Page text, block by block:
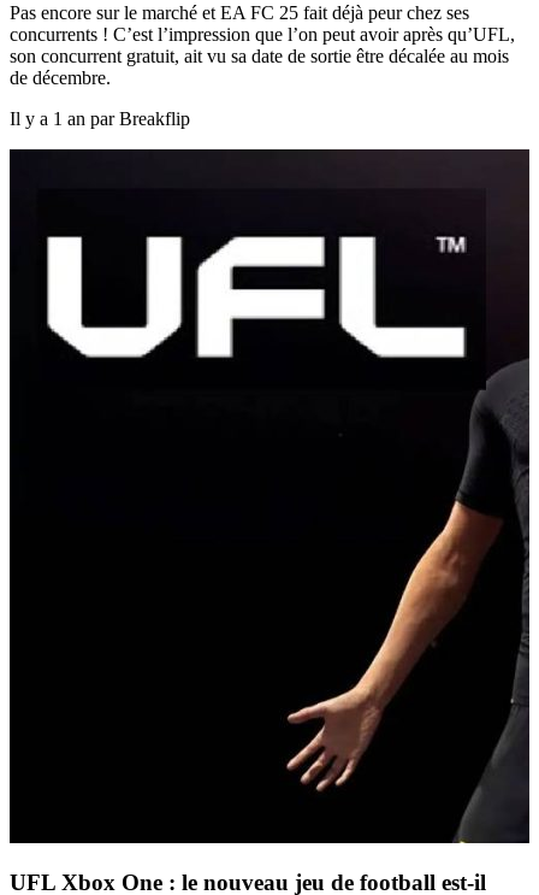
Pas encore sur le marché et EA FC 25 fait déjà peur chez ses
concurrents ! C’est l’impression que l’on peut avoir après qu’UFL,
son concurrent gratuit, ait vu sa date de sortie être décalée au mois
de décembre.
Il y a 1 an par Breakflip
UFL Xbox One : le nouveau jeu de football est-il